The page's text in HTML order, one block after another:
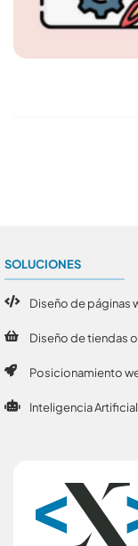
SOLUCIONES
Diseño de páginas
Diseño de tiendas
Posicionamiento
Inteligencia